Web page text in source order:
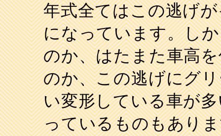
年式全てはこの逃げ
になっています。し
のか、はたまた車高
のか、この逃げにグ
い変形している車が
っているものもあり